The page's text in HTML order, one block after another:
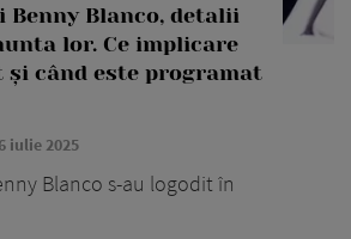
Benny Blanco, detalii
lor. Ce implicare
și când este programat
iulie 2025
Blanco s-au logodit în